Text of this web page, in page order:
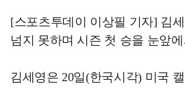
[스포츠투데이 이상필 기자] 김
넘지 못하며 시즌 첫 승을 눈앞
김세영은 20일(한국시각) 미국